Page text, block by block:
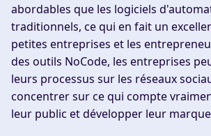
abordables que les logiciels
traditionnels, ce qui en fait un
petites entreprises et les
des outils NoCode, les entreprises
leurs processus sur les réseaux
concentrer sur ce qui compte
leur public et développer leur